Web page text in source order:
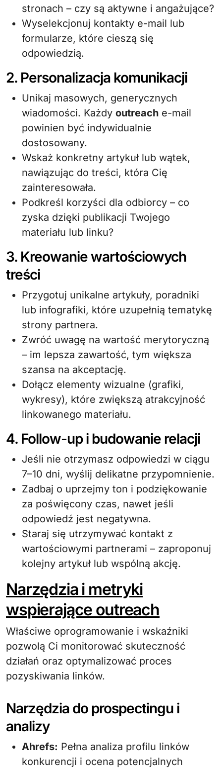
stronach – czy są aktywne i angażujące?
Wyselekcjonuj kontakty e-mail lub
formularze, które cieszą się
odpowiedzią.
2. Personalizacja komunikacji
Unikaj masowych, generycznych
wiadomości. Każdy outreach e-mail
powinien być indywidualnie
dostosowany.
Wskaż konkretny artykuł lub wątek,
nawiązując do treści, która Cię
zainteresowała.
Podkreśl korzyści dla odbiorcy – co
zyska dzięki publikacji Twojego
materiału lub linku?
3. Kreowanie wartościowych
treści
Przygotuj unikalne artykuły, poradniki
lub infografiki, które uzupełnią tematykę
strony partnera.
Zwróć uwagę na wartość merytoryczną
– im lepsza zawartość, tym większa
szansa na akceptację.
Dołącz elementy wizualne (grafiki,
wykresy), które zwiększą atrakcyjność
linkowanego materiału.
4. Follow-up i budowanie relacji
Jeśli nie otrzymasz odpowiedzi w ciągu
7–10 dni, wyślij delikatne przypomnienie.
Zadbaj o uprzejmy ton i podziękowanie
za poświęcony czas, nawet jeśli
odpowiedź jest negatywna.
Staraj się utrzymywać kontakt z
wartościowymi partnerami – zaproponuj
kolejny artykuł lub wspólną akcję.
Narzędzia i metryki
wspierające outreach
Właściwe oprogramowanie i wskaźniki
pozwolą Ci monitorować skuteczność
działań oraz optymalizować proces
pozyskiwania linków.
Narzędzia do prospectingu i
analizy
Ahrefs: Pełna analiza profilu linków
konkurencji i ocena potencjalnych